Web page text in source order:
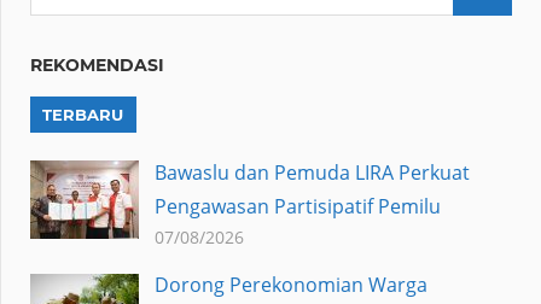
REKOMENDASI
TERBARU
Bawaslu dan Pemuda LIRA Perkuat
Pengawasan Partisipatif Pemilu
07/08/2026
Dorong Perekonomian Warga